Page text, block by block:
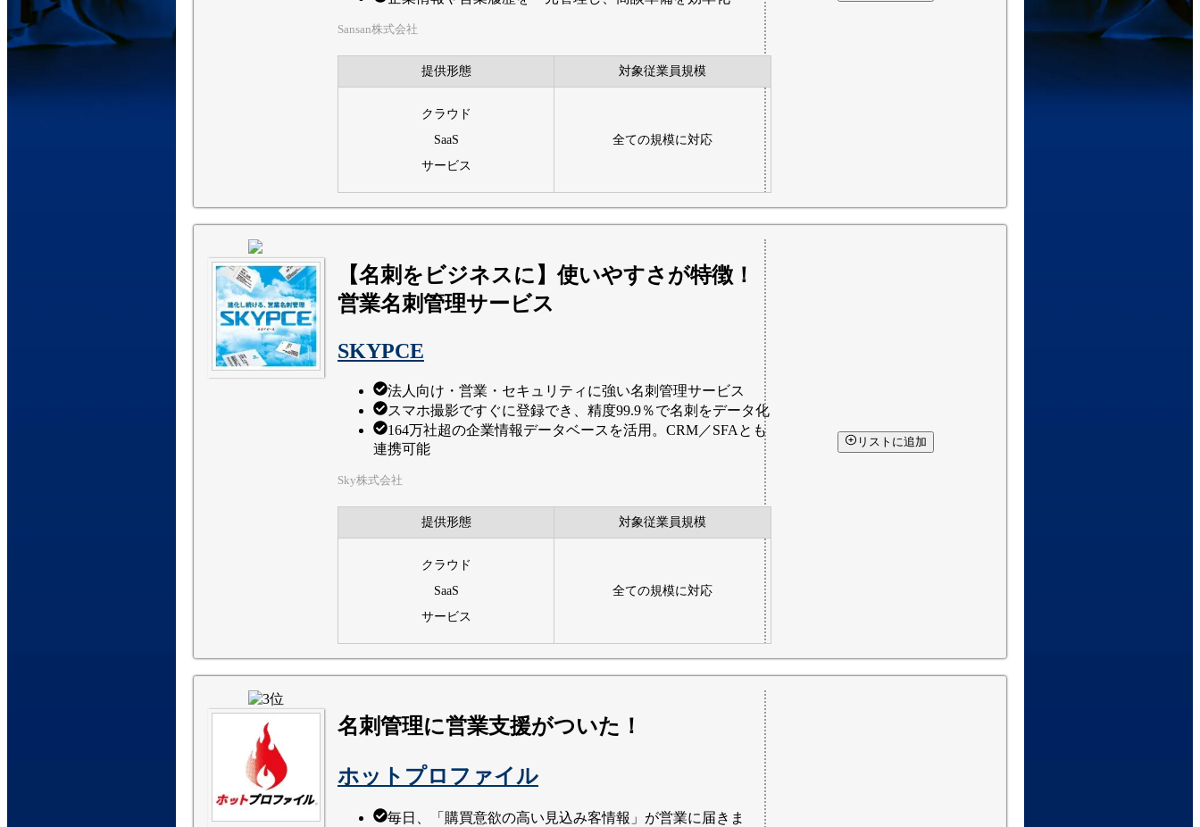
Sansan株式会社
提供形態 対象従業員規模
クラウド
SaaS
サービス
全ての規模に対応
【名刺をビジネスに】使いやすさが特徴！
営業名刺管理サービス
SKYPCE
法人向け・営業・セキュリティに強い名刺管理サービス
スマホ撮影ですぐに登録でき、精度99.9％で名刺をデータ化
164万社超の企業情報データベースを活用。CRM／SFAとも
連携可能
Sky株式会社
提供形態 対象従業員規模
クラウド
SaaS
サービス
全ての規模に対応
リストに追加
名刺管理に営業支援がついた！
ホットプロファイル
毎日、「購買意欲の高い見込み客情報」が営業に届きま